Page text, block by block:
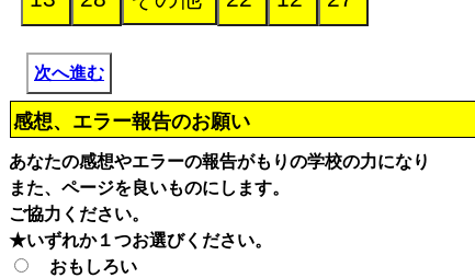
次へ進む
感想、エラー報告のお願い
あなたの感想やエラーの報告がもりの学校の力になり
また、ページを良いものにします。
ご協力ください。
★いずれか１つお選びください。
おもしろい